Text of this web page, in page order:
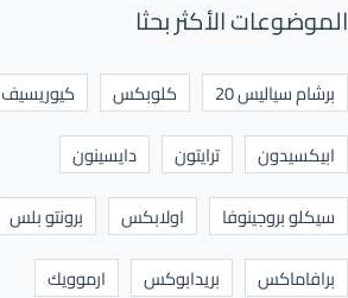
الموضوعات الأكثر بحثا
برشام سياليس 20 كلوبكس
كيوريسيف
ابيكسيدون
ترايتون
دايسينون
سيكلو بروجينوفا
اولابكس
برونتو بلس
برافاماكس
بريدابوكس
ارموويك